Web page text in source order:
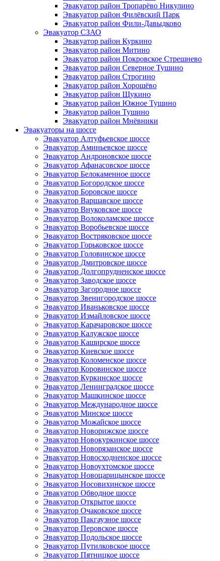
Эвакуатор район Тропарёво Никулино
Эвакуатор район Филёвский Парк
Эвакуатор район Фили-Давыдково
Эвакуатор СЗАО
Эвакуатор район Куркино
Эвакуатор район Митино
Эвакуатор район Покровское Стрешнево
Эвакуатор район Северное Тушино
Эвакуатор район Строгино
Эвакуатор район Хорошёво
Эвакуатор район Щукино
Эвакуатор район Южное Тушино
Эвакуатор район Тушино
Эвакуатор район Мнёвники
Эвакуаторы на шоссе
Эвакуатор Алтуфьевское шоссе
Эвакуатор Аминьевское шоссе
Эвакуатор Андроновское шоссе
Эвакуатор Афанасовское шоссе
Эвакуатор Белокаменное шоссе
Эвакуатор Богородское шоссе
Эвакуатор Боровское шоссе
Эвакуатор Варшавское шоссе
Эвакуатор Внуковское шоссе
Эвакуатор Волоколамское шоссе
Эвакуатор Воробьевское шоссе
Эвакуатор Востряковское шоссе
Эвакуатор Горьковское шоссе
Эвакуатор Головинское шоссе
Эвакуатор Дмитровское шоссе
Эвакуатор Долгопрудненское шоссе
Эвакуатор Заводское шоссе
Эвакуатор Загородное шоссе
Эвакуатор Звенигородское шоссе
Эвакуатор Иваньковское шоссе
Эвакуатор Измайловское шоссе
Эвакуатор Карачаровское шоссе
Эвакуатор Калужское шоссе
Эвакуатор Каширское шоссе
Эвакуатор Киевское шоссе
Эвакуатор Коломенское шоссе
Эвакуатор Коровинское шоссе
Эвакуатор Куркинское шоссе
Эвакуатор Ленинградское шоссе
Эвакуатор Машкинское шоссе
Эвакуатор Международное шоссе
Эвакуатор Минское шоссе
Эвакуатор Можайское шоссе
Эвакуатор Новорижское шоссе
Эвакуатор Новокуркинское шоссе
Эвакуатор Новорязанское шоссе
Эвакуатор Новосходненское шоссе
Эвакуатор Новоухтомское шоссе
Эвакуатор Новоцарицынское шоссе
Эвакуатор Носовихинское шоссе
Эвакуатор Обводное шоссе
Эвакуатор Открытое шоссе
Эвакуатор Очаковское шоссе
Эвакуатор Пакгаузное шоссе
Эвакуатор Перовское шоссе
Эвакуатор Подольское шоссе
Эвакуатор Путилковское шоссе
Эвакуатор Пятницкое шоссе